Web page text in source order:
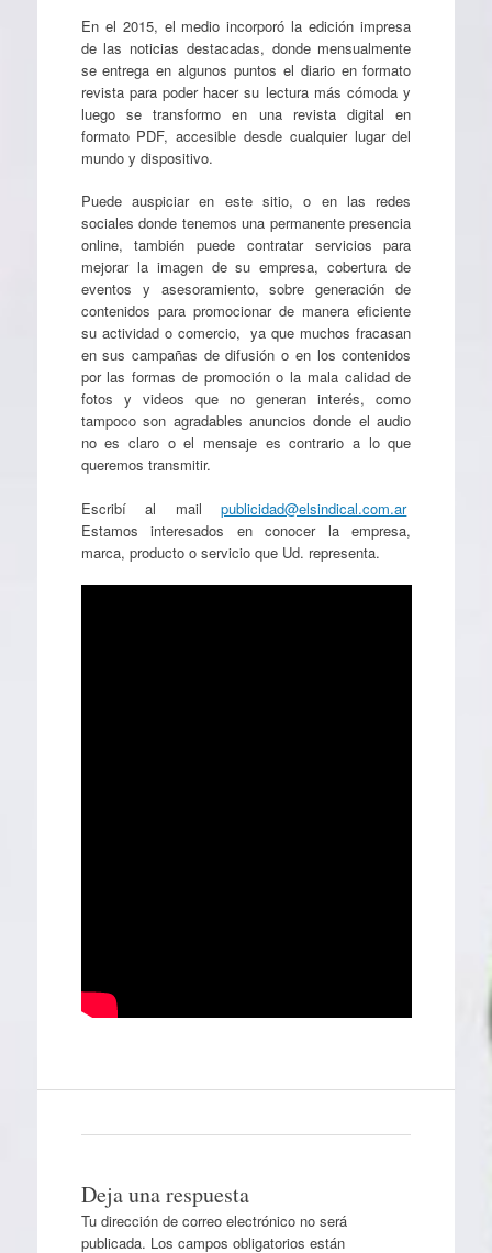
En el 2015, el medio incorporó la edición impresa
de las noticias destacadas, donde mensualmente
se entrega en algunos puntos el diario en formato
revista para poder hacer su lectura más cómoda y
luego se transformo en una revista digital en
formato PDF, accesible desde cualquier lugar del
mundo y dispositivo.
Puede auspiciar en este sitio, o en las redes
sociales donde tenemos una permanente presencia
online, también puede contratar servicios para
mejorar la imagen de su empresa, cobertura de
eventos y asesoramiento, sobre generación de
contenidos para promocionar de manera eficiente
su actividad o comercio, ya que muchos fracasan
en sus campañas de difusión o en los contenidos
por las formas de promoción o la mala calidad de
fotos y videos que no generan interés, como
tampoco son agradables anuncios donde el audio
no es claro o el mensaje es contrario a lo que
queremos transmitir.
Escribí al mailpublicidad@elsindical.com.ar
Estamos interesados en conocer la empresa,
marca, producto o servicio que Ud. representa.
Deja una respuesta
Tu dirección de correo electrónico no será
publicada. Los campos obligatorios están